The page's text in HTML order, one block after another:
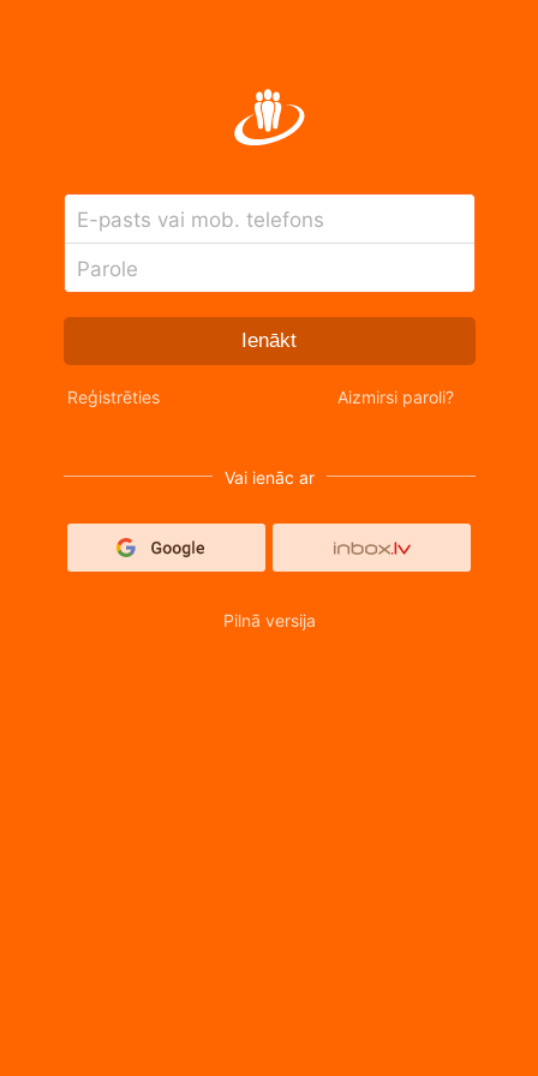
E-pasts vai mob. telefons
Parole
Ienākt
Reģistrēties Aizmirsi paroli?
Vai ienāc ar
Pilnā versija